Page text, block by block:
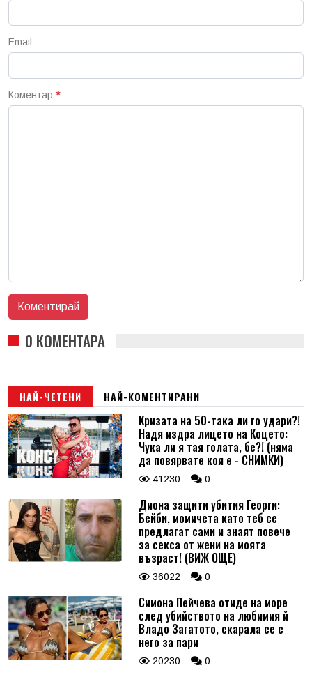
Email
Коментар *
0 КОМЕНТАРА
НАЙ-ЧЕТЕНИ НАЙ-КОМЕНТИРАНИ
Кризата на 50-така ли го удари?!
Надя издра лицето на Коцето:
Чука ли я тая голата, бе?! (няма
да повярвате коя е - СНИМКИ)
41230 0
Диона защити убития Георги:
Бейби, момичета като теб се
предлагат сами и знаят повече
за секса от жени на моята
възраст! (ВИЖ ОЩЕ)
36022 0
Симона Пейчева отиде на море
след убийството на любимия й
Владо Загатото, скарала се с
него за пари
20230 0